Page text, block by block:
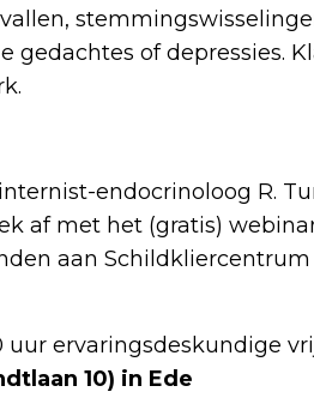
of depressies.
endocrinoloog R.
af met het (gratis)
aan
uur ervaringsdeskundige
10) in Ede